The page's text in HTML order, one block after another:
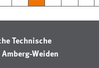
Technische
Weiden